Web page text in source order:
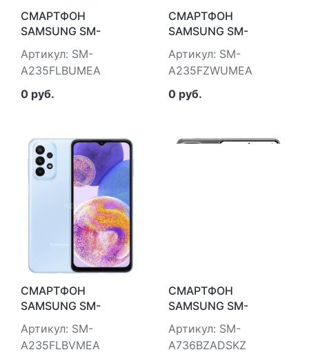
СМАРТФОН
SAMSUNG SM-
A235FLBUMEA
Артикул: SM-
A235FLBUMEA
0 руб.
СМАРТФОН
SAMSUNG SM-
A235FZWUMEA
Артикул: SM-
A235FZWUMEA
0 руб.
СМАРТФОН
SAMSUNG SM-
A235FLBVMEA
Артикул: SM-
A235FLBVMEA
СМАРТФОН
SAMSUNG SM-
A736BZADSKZ
Артикул: SM-
A736BZADSKZ